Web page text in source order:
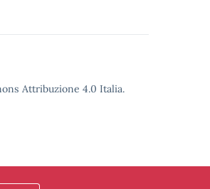
Attribuzione 4.0 Italia.